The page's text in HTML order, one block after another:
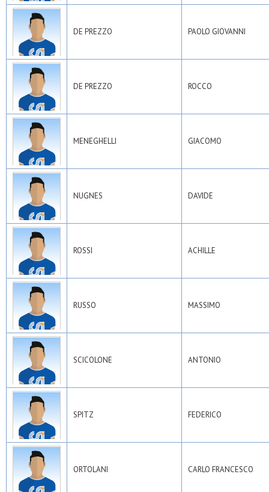
DE PREZZO PAOLO GIOVANNI
DE PREZZO ROCCO
MENEGHELLI GIACOMO
NUGNES DAVIDE
ROSSI ACHILLE
RUSSO MASSIMO
SCICOLONE ANTONIO
SPITZ FEDERICO
ORTOLANI CARLO FRANCESCO